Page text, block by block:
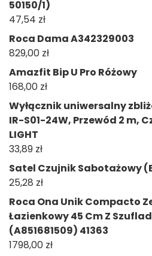
50150/1)
47,54 zł
Roca Dama A342329003
829,00 zł
Amazfit Bip U Pro Różowy
168,00 zł
Wyłącznik uniwersalny
IR-S01-24W, Przewód 2 m,
LIGHT
33,89 zł
Satel Czujnik Sabotażowy
25,28 zł
Roca Ona Unik Compacto
Łazienkowy 45 Cm Z
(A851681509) 41363
1798,00 zł